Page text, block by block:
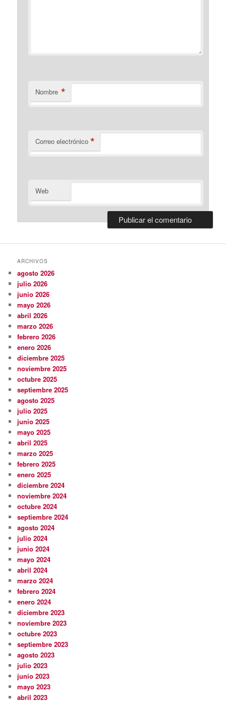
Nombre *
Correo electrónico *
Web
ARCHIVOS
agosto 2026
julio 2026
junio 2026
mayo 2026
abril 2026
marzo 2026
febrero 2026
enero 2026
diciembre 2025
noviembre 2025
octubre 2025
septiembre 2025
agosto 2025
julio 2025
junio 2025
mayo 2025
abril 2025
marzo 2025
febrero 2025
enero 2025
diciembre 2024
noviembre 2024
octubre 2024
septiembre 2024
agosto 2024
julio 2024
junio 2024
mayo 2024
abril 2024
marzo 2024
febrero 2024
enero 2024
diciembre 2023
noviembre 2023
octubre 2023
septiembre 2023
agosto 2023
julio 2023
junio 2023
mayo 2023
abril 2023